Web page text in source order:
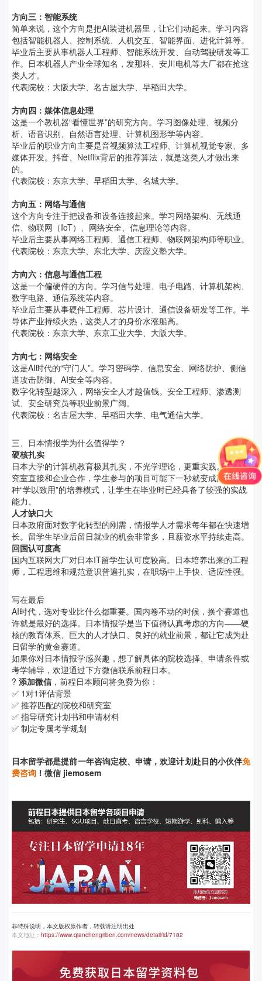
方向三：智能系统
简单来说，这个方向是把AI装进机器里，让它们动起来。学习内容
包括智能机器人、控制系统、人机交互、智能界面、进化计算等。
毕业后主要从事机器人工程师、智能系统开发、自动驾驶研发等工
作。日本机器人产业全球知名，发那科、安川电机等大厂都在抢这
类人才。
代表院校：大阪大学、名古屋大学、早稻田大学。
方向四：媒体信息处理
这是一个教机器“看懂世界”的研究方向。学习图像处理、视频分
析、语音识别、自然语言处理、计算机图形学等内容。
毕业后的职业方向主要是音视频算法工程师、计算机视觉专家、多
媒体开发。抖音、Netflix背后的推荐算法，就是这类人才做出来
的。
代表院校：东京大学、早稻田大学、名城大学。
方向五：网络与通信
这个方向专注于把设备和设备连接起来。学习网络架构、无线通
信、物联网（IoT）、网络安全、信息理论等内容。
毕业后主要从事网络工程师、通信工程师、物联网架构师等职业。
代表院校：东京大学、东北大学、庆应义塾大学。
方向六：信息与通信工程
这是一个偏硬件的方向。学习信号处理、电子电路、计算机架构、
数字电路、通信系统等内容。
毕业后主要从事硬件工程师、芯片设计、通信设备研发等工作。半
导体产业持续火热，这类人才的身价水涨船高。
代表院校：东京大学、东京工业大学、大阪大学。
方向七：网络安全
这是AI时代的“守门人”。学习密码学、信息安全、网络防护、侧信
道攻击防御、AI安全等内容。
数字化转型越深入，网络安全人才越值钱。安全工程师、渗透测
试、安全研究员等职业前景广阔。
代表院校：名古屋大学、早稻田大学、电气通信大学。
三、日本情报学为什么值得学？
硬核扎实
日本大学的计算机教育极其扎实，不光学理论，更重实践。很多研
究室直接和企业合作，学生参与的项目可能下一秒就变成产品。这
种“学以致用”的培养模式，让学生在毕业时已经具备了较强的实战
能力。
人才缺口大
日本政府面对数字化转型的刚需，情报学人才需求每年都在快速增
长。留学生毕业后留日就业的机会非常多，且薪资水平持续走高。
回国认可度高
国内互联网大厂对日本IT留学生认可度较高。日本培养出来的工程
师，工程思维和规范意识普遍扎实，在职场中上手快、适应性强。
写在最后
AI时代，选对专业比什么都重要。国内卷不动的时候，换个赛道也
许就是最好的选择。日本情报学是当下值得认真考虑的方向——硬
核的教育体系、巨大的人才缺口、良好的就业前景，都让它成为赴
日留学的黄金赛道。
如果你对日本情报学感兴趣，想了解具体的院校选择、申请条件或
考学辅导，欢迎通过下方微信联系前程日本。
? 添加微信 ，前程日本顾问将免费为你：
✅ 1对1评估背景
✅ 推荐匹配的院校和研究室
✅ 指导研究计划书和申请材料
✅ 制定专属考学规划
日本留学都是提前一年咨询定校、申请，欢迎计划赴日的小伙伴免
费咨询 ！微信 jiemosem
非特殊说明，本文版权原作者，转载请注明出处
本文地址： https://www.qianchengriben.com/news/detail/id/7182